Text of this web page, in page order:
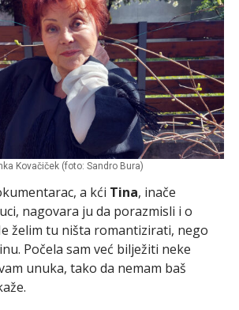
Kovačiček (foto: Sandro Bura)
a kći Tina, inače
nagovara ju da porazmisli i o
želim tu ništa romantizirati, nego
Počela sam već bilježiti neke
unuka, tako da nemam baš